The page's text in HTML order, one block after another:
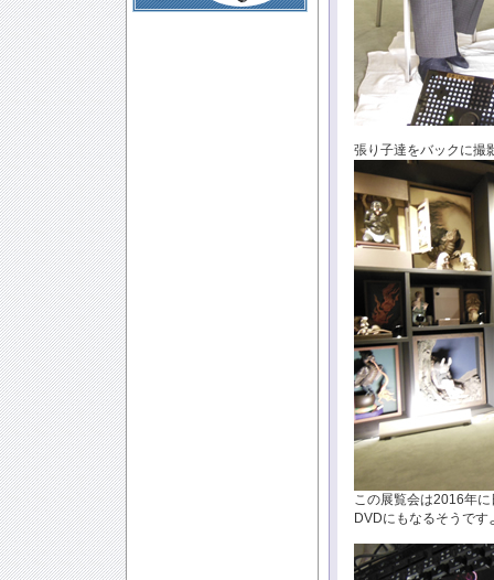
張り子達をバックに撮
この展覧会は2016年
DVDにもなるそうです